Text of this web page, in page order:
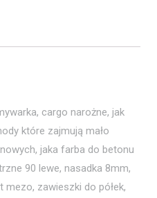
cargo narożne, jak
które zajmują mało
jaka farba do betonu
90 lewe, nasadka 8mm,
mezo, zawieszki do półek,